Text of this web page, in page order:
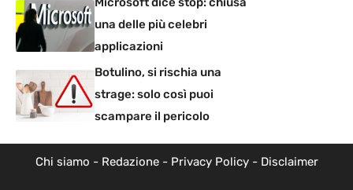
una delle più celebri
applicazioni
Botulino, si rischia una
strage: solo così puoi
scampare il pericolo
Chi siamo - Redazione- Privacy Policy- Disclaimer